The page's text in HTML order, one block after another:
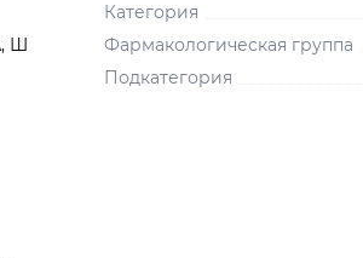
Ш
Категория
Фармакологическая группа
Подкатегория